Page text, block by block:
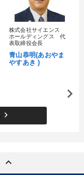
株式会社サイエンス
ホールディングス 代
表取締役会長
青山恭明(あおやま
やすあき )
keyboard_arrow_right
keyboard_arrow_up